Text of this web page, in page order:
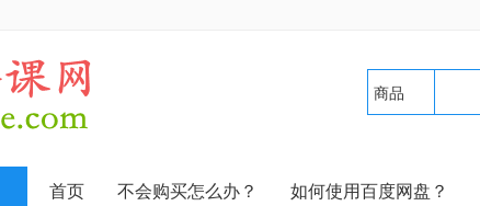
商品
首页 不会购买怎么办？ 如何使用百度网盘？